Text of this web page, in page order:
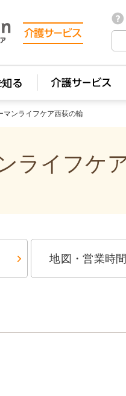
マンライフケア西荻の輪
ライフケ
地図・営業時間